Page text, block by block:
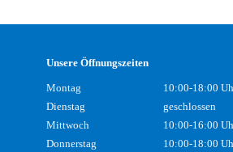
Unsere Öffnungszeiten
Montag
10:00-18:00
Dienstag
geschlossen
Mittwoch
10:00-16:00
Donnerstag
10:00-18:00